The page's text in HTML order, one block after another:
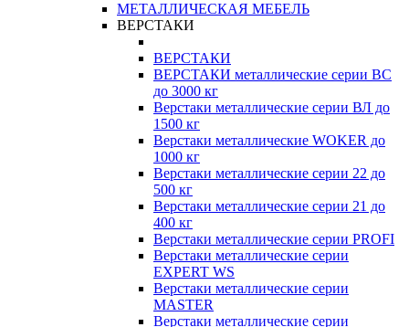
МЕТАЛЛИЧЕСКАЯ МЕБЕЛЬ
ВЕРСТАКИ
ВЕРСТАКИ
ВЕРСТАКИ металлические серии ВС
до 3000 кг
Верстаки металлические серии ВЛ до
1500 кг
Верстаки металлические WOKER до
1000 кг
Верстаки металлические серии 22 до
500 кг
Верстаки металлические серии 21 до
400 кг
Верстаки металлические серии PROFI
Верстаки металлические серии
EXPERT WS
Верстаки металлические серии
MASTER
Верстаки металлические серии